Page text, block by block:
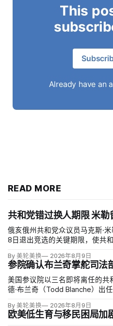
This
Already have an
READ MORE
共和党错过换人期限 米勒
俄亥俄州共和党众议员马克斯·
8日退出竞选的关键期限，使共
Moreno）指控家暴并予以否认
否涉及家庭暴力、虐待或非法用
By 美轮美换 2026年8月9日
参院确认布兰奇掌舵司法
美国参议院以三名即将离任的共
德·布兰奇（Todd Blanche）出
冲动；
By 美轮美换 2026年8月9日
欧美低生育与移民困局加